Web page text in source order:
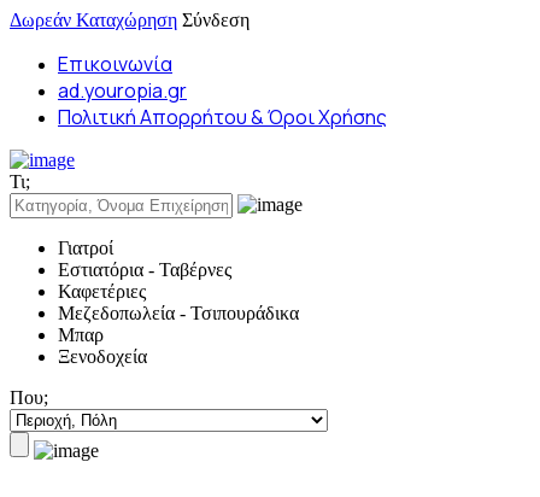
Δωρεάν Καταχώρηση Σύνδεση
Επικοινωνία
ad.youropia.gr
Πολιτική Απορρήτου & Όροι Χρήσης
Τι;
Γιατροί
Εστιατόρια - Ταβέρνες
Καφετέριες
Μεζεδοπωλεία - Τσιπουράδικα
Μπαρ
Ξενοδοχεία
Που;